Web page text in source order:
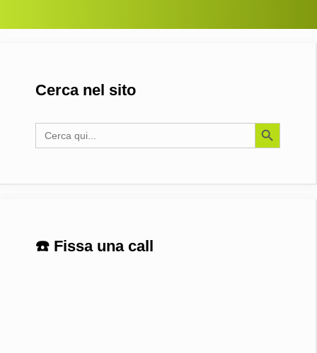
Cerca nel sito
Search
for:
Search Button
☎️ Fissa una call